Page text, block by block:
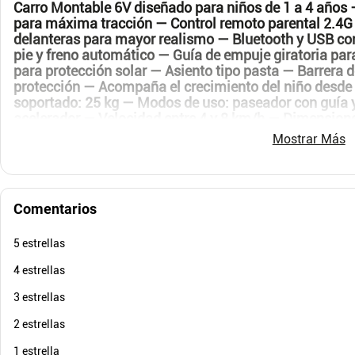
Carro Montable 6V diseñado para niños de 1 a 4
para máxima tracción — Control remoto parental
delanteras para mayor realismo — Bluetooth y USB
pie y freno automático — Guía de empuje giratoria
para protección solar — Asiento tipo pasta — Barrera
protección — Acompaña el crecimiento del niño
soportado: 25 kg — Modos de uso: paseador con
cm de alto — Batería recargable de 6V con primera
6 horas — Batería protegida, desconectada por
instrucciones verificado y ensayado para un armado
Mostrar Más
Comentarios
5 estrellas
4 estrellas
3 estrellas
2 estrellas
1 estrella
$ 214.900 -66%
$ 649.900
Cuota de Referencia*
$
$ 499.